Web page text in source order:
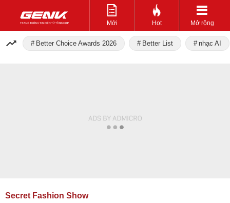
Mới Hot Mở rộng
Better Choice Awards 2026 Better List nhạc AI
Secret Fashion Show